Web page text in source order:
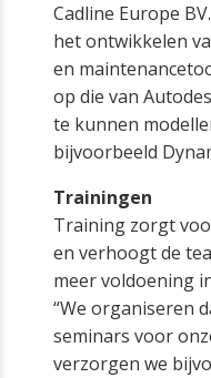
Cadline Europe
het ontwikkelen
en
op die van
te kunnen
bijvoorbeeld
Trainingen
Training zorgt
en verhoogt de
meer voldoening
“We organiseren
seminars voor
verzorgen we